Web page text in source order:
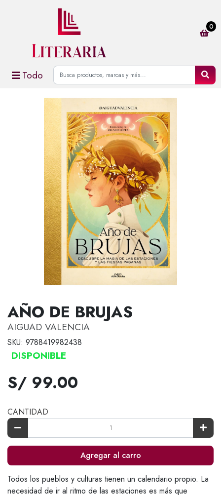
Todo
0
AÑO DE BRUJAS
AIGUAD VALENCIA
SKU: 9788419982438
DISPONIBLE
S/ 99.00
CANTIDAD
Agregar al carro
Todos los pueblos y culturas tienen un calendario propio. La
necesidad de ir al ritmo de las estaciones es más que